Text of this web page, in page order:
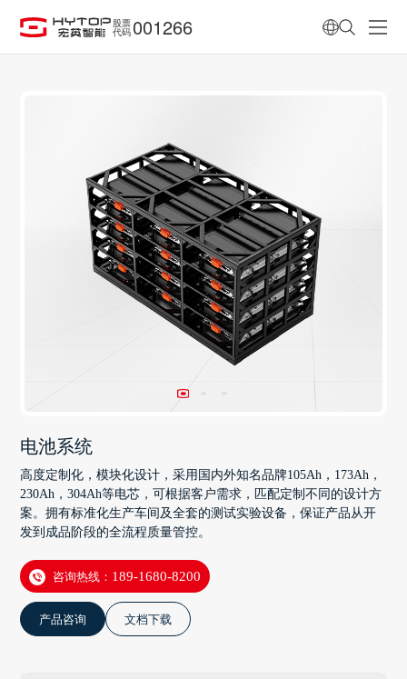
股票
代码 001266
电池系统
高度定制化，模块化设计，采用国内外知名品牌105Ah，173Ah，
230Ah，304Ah等电芯，可根据客户需求，匹配定制不同的设计方
案。拥有标准化生产车间及全套的测试实验设备，保证产品从开
发到成品阶段的全流程质量管控。
咨询热线： 189-1680-8200
产品咨询 文档下载